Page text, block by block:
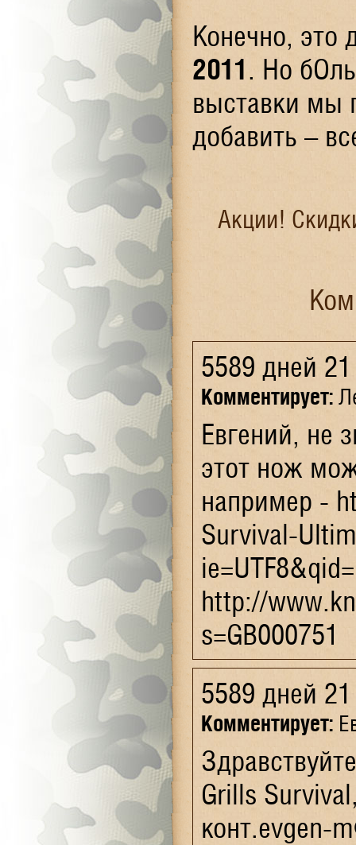
Конечно, это
2011. Но
выставки мы
добавить –
Акции!
5589 дней
Комментирует:
Евгений, не
этот нож
например -
Survival-
http://
s=GB000751
5589 дней
Комментирует:
Grills
конт.evgen-